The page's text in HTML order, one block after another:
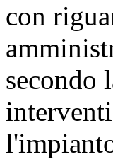
con
secondo